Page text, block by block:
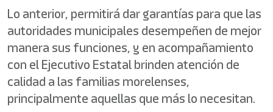
Lo anterior, permitirá dar garantías para que las
autoridades municipales desempeñen de mejor
manera sus funciones, y en acompañamiento
con el Ejecutivo Estatal brinden atención de
calidad a las familias morelenses,
principalmente aquellas que más lo necesitan.